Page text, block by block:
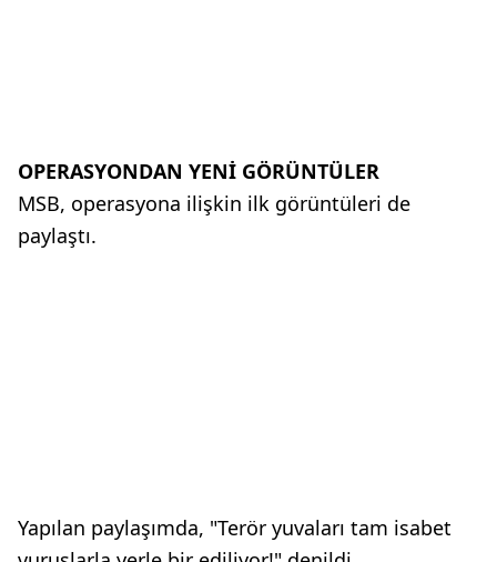
OPERASYONDAN YENİ GÖRÜNTÜLER
MSB, operasyona ilişkin ilk görüntüleri de
paylaştı.
Yapılan paylaşımda, "Terör yuvaları tam isabet